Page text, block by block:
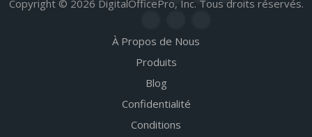
Copyright © 2026 DigitalOfficePro, Inc. Tous droits réservés.
À Propos de Nous
Produits
Blog
Confidentialité
Conditions